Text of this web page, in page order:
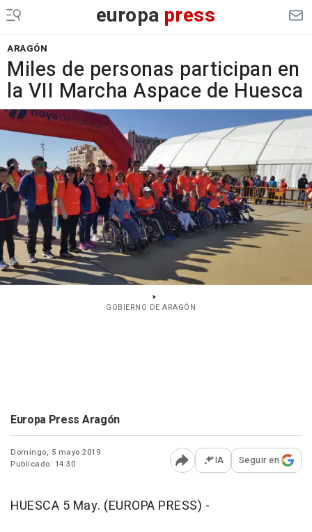
europa press
ARAGÓN
Miles de personas participan en
la VII Marcha Aspace de Huesca
GOBIERNO DE ARAGÓN
Europa Press Aragón
Domingo, 5 mayo 2019
Publicado: 14:30
Abrir opciones para
IA Seguir en
HUESCA 5 May. (EUROPA PRESS) -